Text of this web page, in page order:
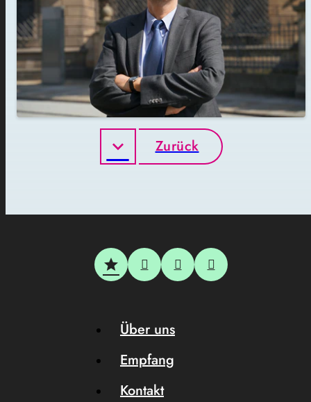
Zurück
Über uns
Empfang
Kontakt